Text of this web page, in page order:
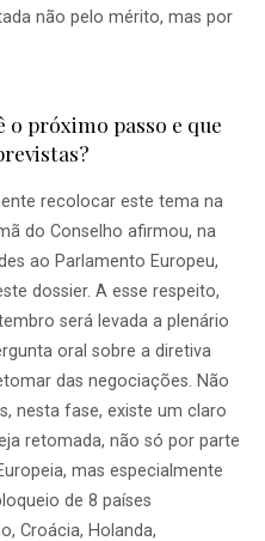
não pelo mérito, mas por
o próximo passo e que
recolocar este tema na
do Conselho afirmou, na
ao Parlamento Europeu,
dossier. A esse respeito,
será levada a plenário
oral sobre a diretiva
das negociações. Não
nesta fase, existe um claro
retomada, não só por parte
mas especialmente
de 8 países
Croácia, Holanda,